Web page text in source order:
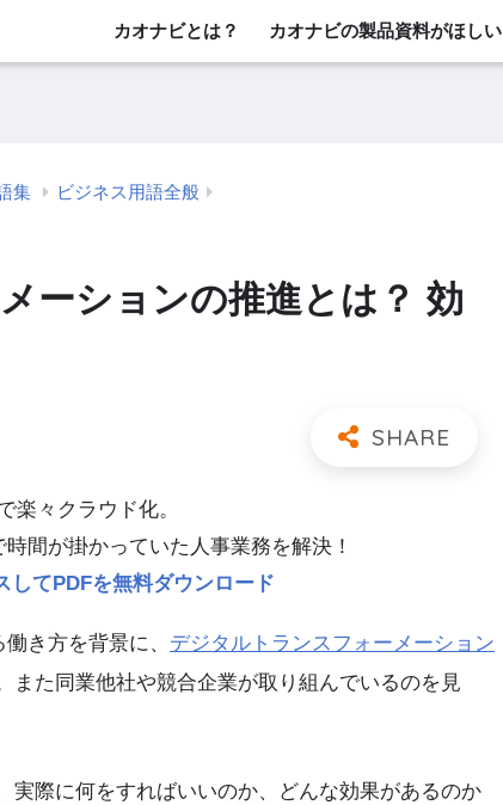
カオナビとは？ カオナビの製品資料がほしい
集 ビジネス用語全般
ーションの推進とは？ 効
楽々クラウド化。
間が掛かっていた人事業務を解決！
てPDFを無料ダウンロード
き方を背景に、 デジタルトランスフォーメーション
また同業他社や競合企業が取り組んでいるのを見
実際に何をすればいいのか、どんな効果があるのか